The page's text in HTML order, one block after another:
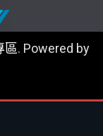
區. Powered by